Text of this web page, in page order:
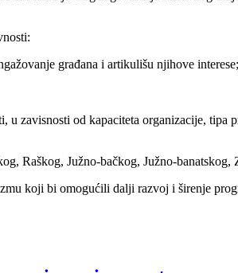
građana i artikulišu njihove interese;
zavisnosti od kapaciteta organizacije,
Raškog, Južno-bačkog, Južno-
koji bi omogućili dalji razvoj i širenje